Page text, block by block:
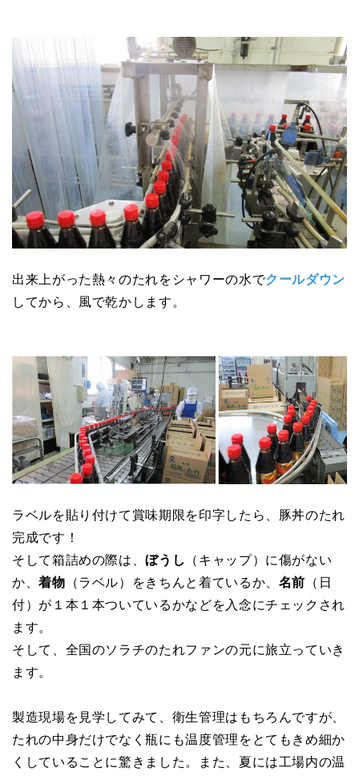
出来上がった熱々のたれをシャワーの水でクールダウン
してから、風で乾かします。
ラベルを貼り付けて賞味期限を印字したら、豚丼のたれ
完成です！
そして箱詰めの際は、ぼうし
（キャップ）に傷がない
か、着物 （ラベル）をきちんと着ているか、 名前 （日
付）が１本１本ついているかなどを入念にチェックされ
ます。
そして、全国のソラチのたれファンの元に旅立っていき
ます。
製造現場を見学してみて、衛生管理はもちろんですが、
たれの中身だけでなく瓶にも温度管理をとてもきめ細か
くしていることに驚きました。また、夏には工場内の温